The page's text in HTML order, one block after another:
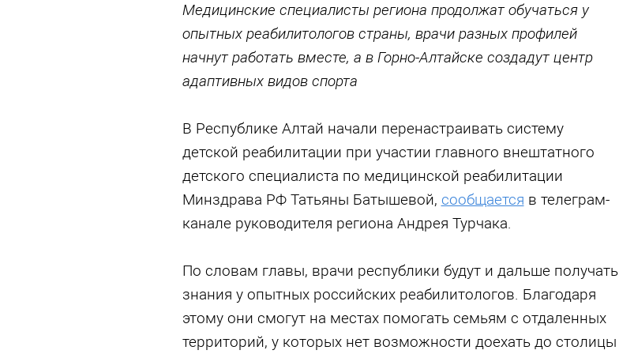
Медицинские специалисты региона продолжат обучаться у
опытных реабилитологов страны, врачи разных профилей
начнут работать вместе, а в Горно-Алтайске создадут центр
адаптивных видов спорта
В Республике Алтай начали перенастраивать систему
детской реабилитации при участии главного внештатного
детского специалиста по медицинской реабилитации
Минздрава РФ Татьяны Батышевой, сообщается в телеграм-
канале руководителя региона Андрея Турчака.
По словам главы, врачи республики будут и дальше получать
знания у опытных российских реабилитологов. Благодаря
этому они смогут на местах помогать семьям с отдаленных
территорий, у которых нет возможности доехать до столицы